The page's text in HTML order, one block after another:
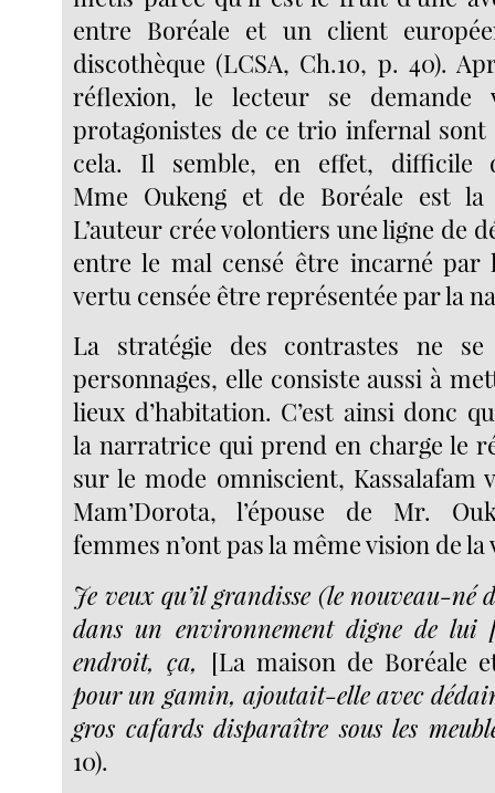
entre Boréale et un client
discothèque (LCSA, Ch.10, p. 40).
réflexion, le lecteur se demande
protagonistes de ce trio infernal
cela. Il semble, en effet,
Mme Oukeng et de Boréale est la
L’auteur crée volontiers une ligne de
entre le mal censé être incarné par
vertu censée être représentée par la
La stratégie des contrastes ne
personnages, elle consiste aussi à
lieux d’habitation. C’est ainsi donc
la narratrice qui prend en charge le
sur le mode omniscient, Kassalafam
Mam’Dorota, l’épouse de Mr.
femmes n’ont pas la même vision de la
Je veux qu’il grandisse (le nouveau-né
dans un environnement digne de lui
endroit, ça, [La maison de Boréale
pour un gamin, ajoutait-elle avec
gros cafards disparaître sous les
10).